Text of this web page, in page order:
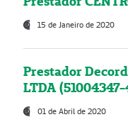
15 de Janeiro de 2020
Prestador
LTDA
01 de Abril de 2020